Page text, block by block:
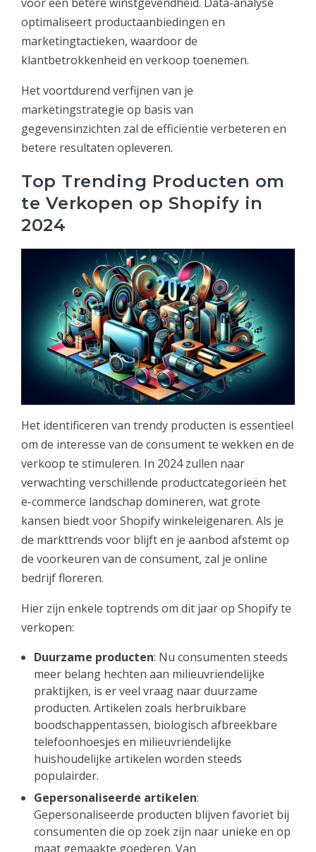
optimaliseert productaanbiedingen en
marketingtactieken, waardoor de
klantbetrokkenheid en verkoop toenemen.
Het voortdurend verfijnen van je
marketingstrategie op basis van
gegevensinzichten zal de efficiëntie verbeteren en
betere resultaten opleveren.
Top Trending Producten om
te Verkopen op Shopify in
2024
Het identificeren van trendy producten is essentieel
om de interesse van de consument te wekken en de
verkoop te stimuleren. In 2024 zullen naar
verwachting verschillende productcategorieën het
e-commerce landschap domineren, wat grote
kansen biedt voor Shopify winkeleigenaren. Als je
de markttrends voor blijft en je aanbod afstemt op
de voorkeuren van de consument, zal je online
bedrijf floreren.
Hier zijn enkele toptrends om dit jaar op Shopify te
verkopen:
Duurzame producten: Nu consumenten steeds
meer belang hechten aan milieuvriendelijke
praktijken, is er veel vraag naar duurzame
producten. Artikelen zoals herbruikbare
boodschappentassen, biologisch afbreekbare
telefoonhoesjes en milieuvriendelijke
huishoudelijke artikelen worden steeds
populairder.
Gepersonaliseerde artikelen:
Gepersonaliseerde producten blijven favoriet bij
consumenten die op zoek zijn naar unieke en op
maat gemaakte goederen. Van